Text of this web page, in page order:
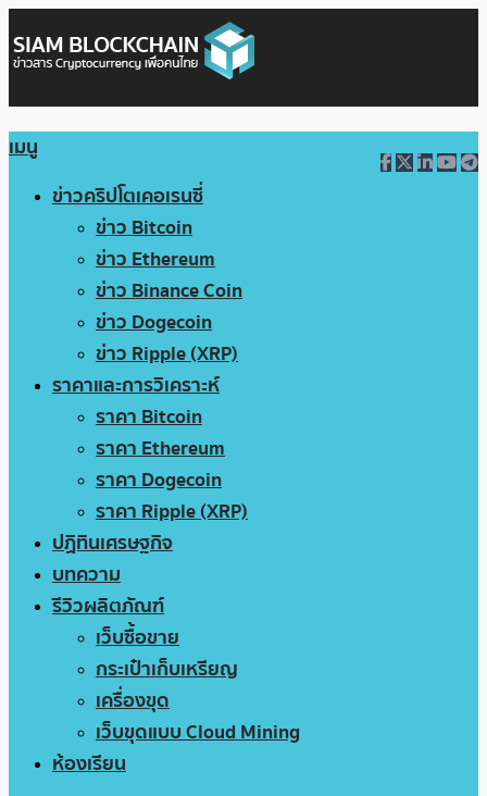
เมนู
ข่าวคริปโตเคอเรนซี่
ข่าว Bitcoin
ข่าว Ethereum
ข่าว Binance Coin
ข่าว Dogecoin
ข่าว Ripple (XRP)
ราคาและการวิเคราะห์
ราคา Bitcoin
ราคา Ethereum
ราคา Dogecoin
ราคา Ripple (XRP)
ปฏิทินเศรษฐกิจ
บทความ
รีวิวผลิตภัณฑ์
เว็บซื้อขาย
กระเป๋าเก็บเหรียญ
เครื่องขุด
เว็บขุดแบบ Cloud Mining
ห้องเรียน